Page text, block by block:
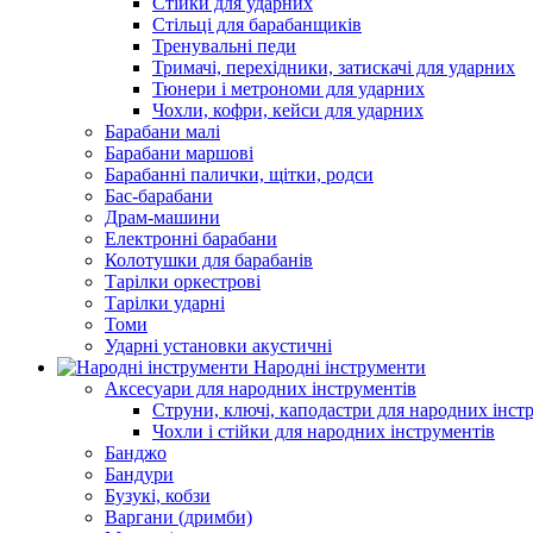
Стільці для барабанщиків
Тренувальні педи
Тримачі, перехідники, затискачі для ударних
Тюнери і метрономи для ударних
Чохли, кофри, кейси для ударних
Барабани малі
Барабани маршові
Барабанні палички, щітки, родси
Бас-барабани
Драм-машини
Електронні барабани
Колотушки для барабанів
Тарілки оркестрові
Тарілки ударні
Томи
Ударні установки акустичні
Народні інструменти
Аксесуари для народних інструментів
Струни, ключі, каподастри для народних
Чохли і стійки для народних інструментів
Банджо
Бандури
Бузукі, кобзи
Варгани (дримби)